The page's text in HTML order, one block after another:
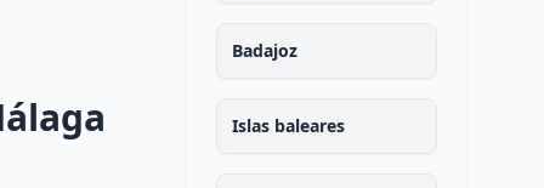
Badajoz
Islas baleares